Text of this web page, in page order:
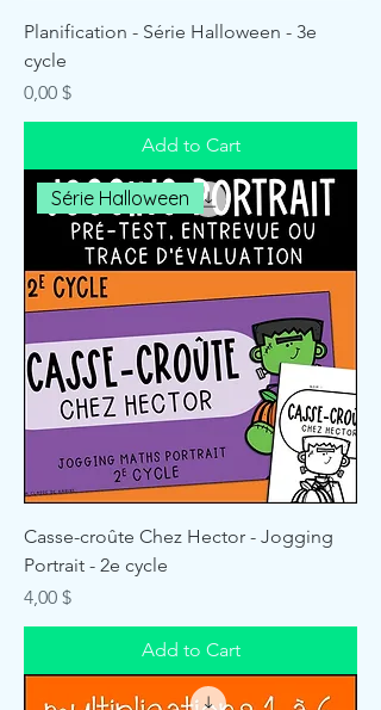
Planification - Série Halloween - 3e
cycle
Price
0,00 $
Add to Cart
Série Halloween
Casse-croûte Chez Hector - Jogging
Portrait - 2e cycle
Price
4,00 $
Add to Cart